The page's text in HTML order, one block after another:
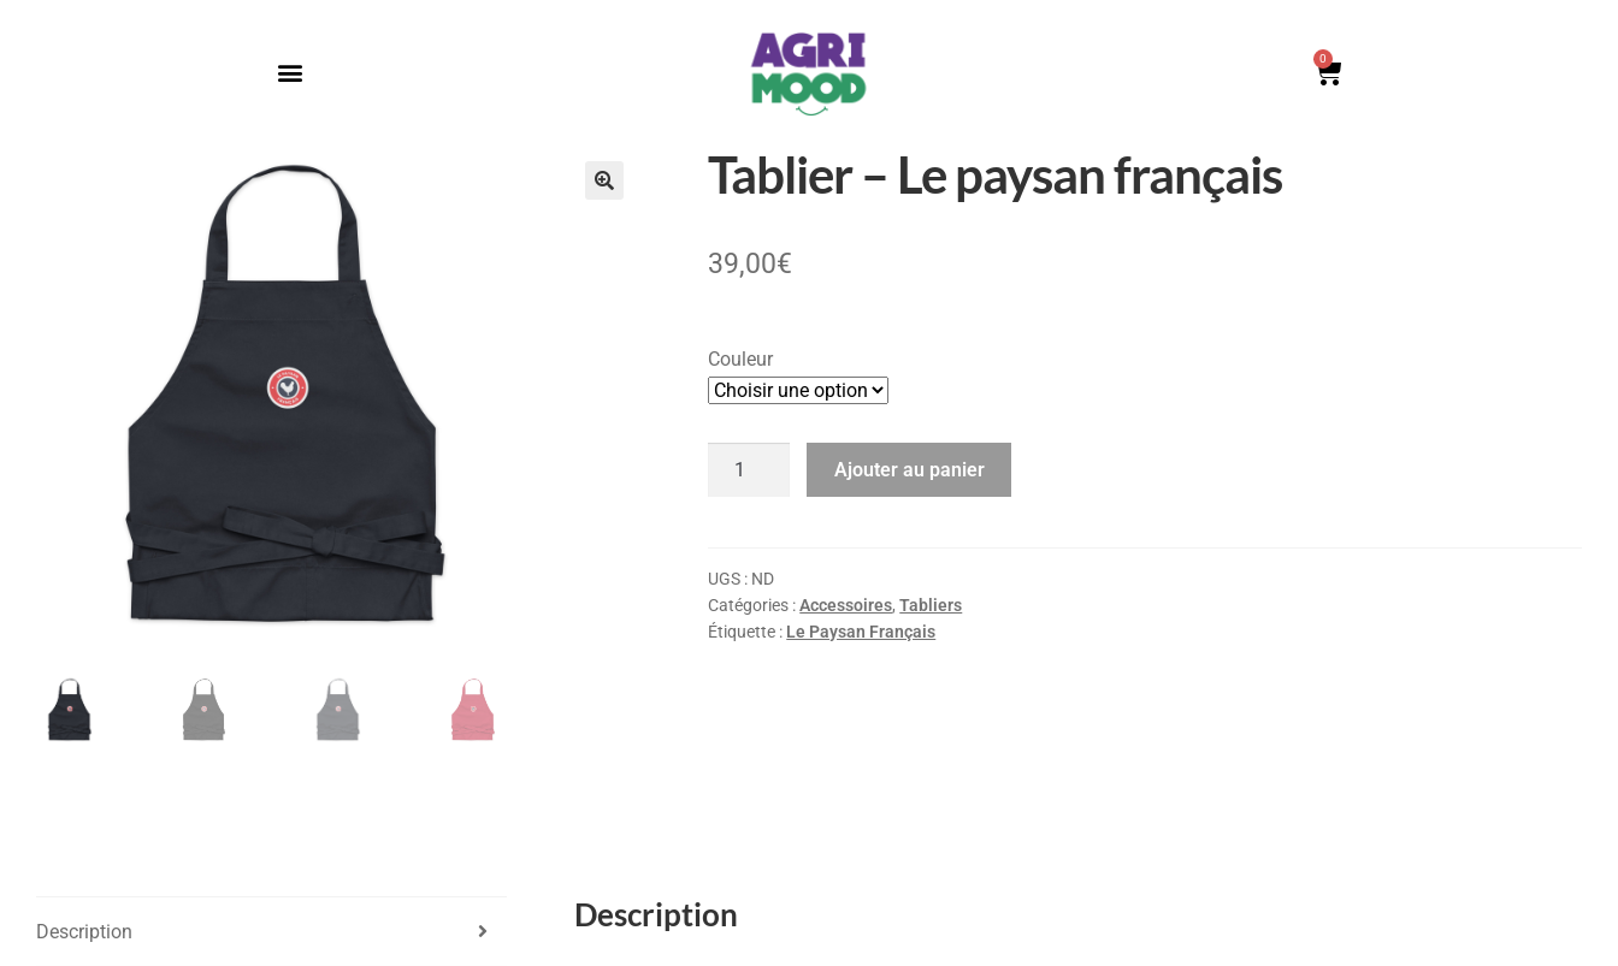
0
Tablier – Le paysan français
39,00€
Couleur
Ajouter au panier
UGS : ND
Catégories :Accessoires,Tabliers
Étiquette : Le Paysan Français
Description Description